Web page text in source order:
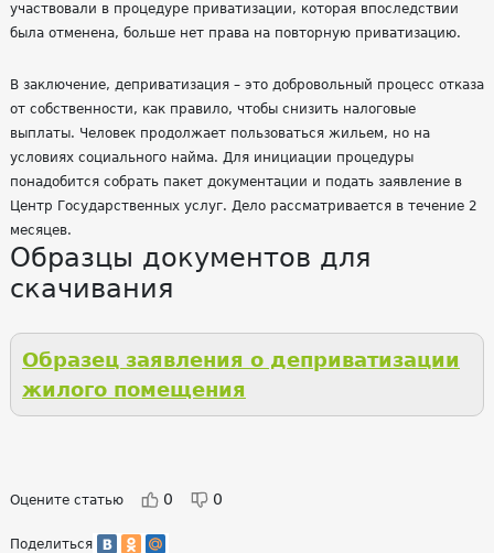
участвовали в процедуре приватизации, которая впоследствии
была отменена, больше нет права на повторную приватизацию.
В заключение, деприватизация – это добровольный процесс отказа
от собственности, как правило, чтобы снизить налоговые
выплаты. Человек продолжает пользоваться жильем, но на
условиях социального найма. Для инициации процедуры
понадобится собрать пакет документации и подать заявление в
Центр Государственных услуг. Дело рассматривается в течение 2
месяцев.
Образцы документов для
скачивания
Образец заявления о деприватизации
жилого помещения
Оцените статью 0 0
Поделиться